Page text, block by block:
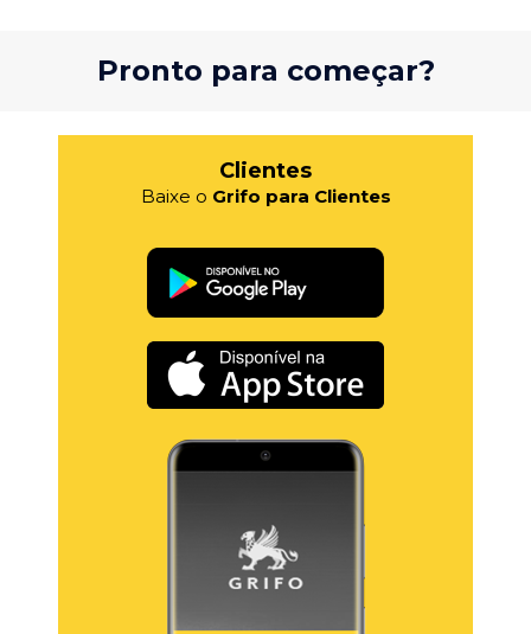
Pronto para começar?
Clientes
Baixe o Grifo para Clientes